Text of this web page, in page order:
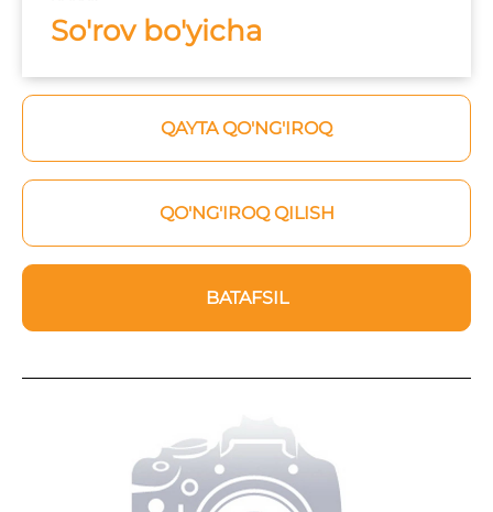
So'rov bo'yicha
QAYTA QO'NG'IROQ
QO'NG'IROQ QILISH
BATAFSIL